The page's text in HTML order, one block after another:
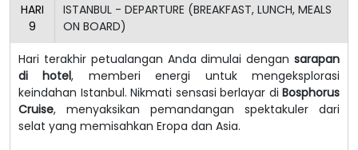
HARI
9
ISTANBUL - DEPARTURE (BREAKFAST, LUNCH, MEALS
ON BOARD)
Hari terakhir petualangan Anda dimulai dengan sarapan
di hotel, memberi energi untuk mengeksplorasi
keindahan Istanbul. Nikmati sensasi berlayar di Bosphorus
Cruise, menyaksikan pemandangan spektakuler dari
selat yang memisahkan Eropa dan Asia.